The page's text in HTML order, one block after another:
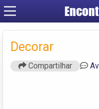
Decorar
Compartilhar